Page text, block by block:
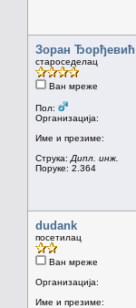
Зоран Ђорђевић
староседелац
Ван мреже
Пол:
Организација:
Име и презиме:
Струка: Дипл. инж.
Поруке: 2.364
dudank
посетилац
Ван мреже
Организација:
Име и презиме: